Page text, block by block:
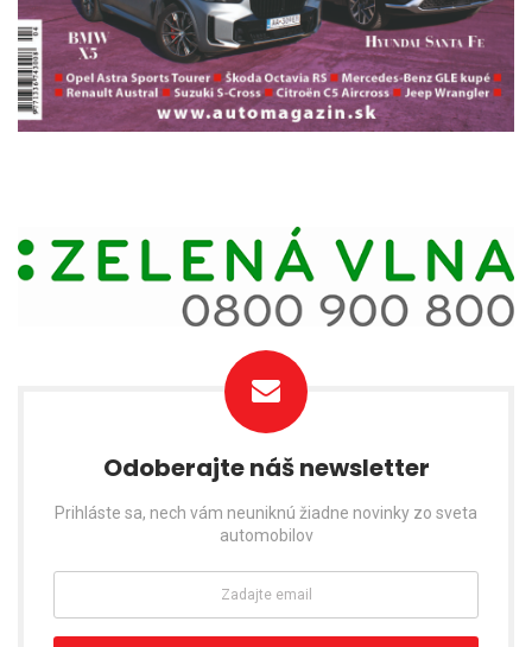
Odoberajte náš newsletter
Prihláste sa, nech vám neuniknú žiadne novinky zo sveta
automobilov